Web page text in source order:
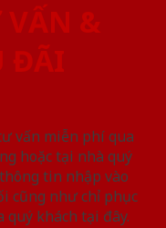
VẤN &
ĐÃI
vấn miễn phí qua
hoặc tại nhà quý
tin nhập vào
cũng như chỉ phục
quý khách tại đây.